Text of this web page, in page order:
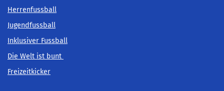
Herrenfussball
Jugendfussball
Inklusiver Fussball
Die Welt ist bunt
Freizeitkicker